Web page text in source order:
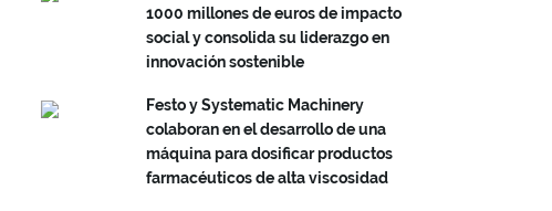
1000 millones de euros de impacto
social y consolida su liderazgo en
innovación sostenible
Festo y Systematic Machinery
colaboran en el desarrollo de una
máquina para dosificar productos
farmacéuticos de alta viscosidad